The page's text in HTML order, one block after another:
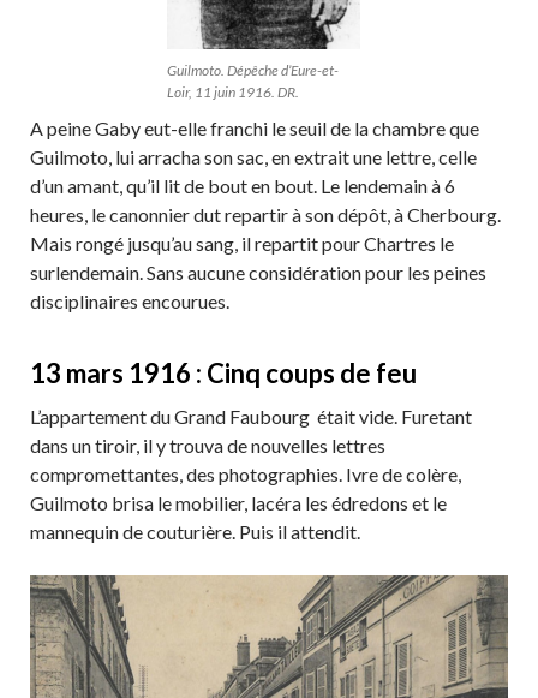
Guilmoto. Dépêche d’Eure-et-
Loir, 11 juin 1916. DR.
A peine Gaby eut-elle franchi le seuil de la chambre que
Guilmoto, lui arracha son sac, en extrait une lettre, celle
d’un amant, qu’il lit de bout en bout. Le lendemain à 6
heures, le canonnier dut repartir à son dépôt, à Cherbourg.
Mais rongé jusqu’au sang, il repartit pour Chartres le
surlendemain. Sans aucune considération pour les peines
disciplinaires encourues.
13 mars 1916 : Cinq coups de feu
L’appartement du Grand Faubourg était vide. Furetant
dans un tiroir, il y trouva de nouvelles lettres
compromettantes, des photographies. Ivre de colère,
Guilmoto brisa le mobilier, lacéra les édredons et le
mannequin de couturière. Puis il attendit.